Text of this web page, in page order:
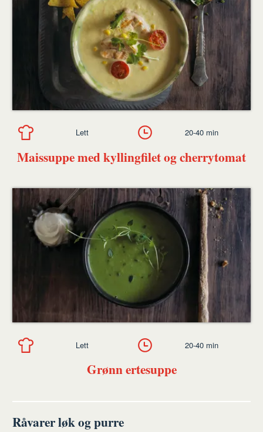
Maissuppe med kyllingfilet og cherrytomat
Lett 20-40 min
Grønn ertesuppe
Lett 20-40 min
Råvarer løk og purre